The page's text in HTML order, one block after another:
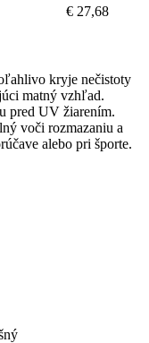
€ 27,68
kryje nečistoty
matný vzhľad.
pred UV žiarením.
voči rozmazaniu a
alebo pri športe.